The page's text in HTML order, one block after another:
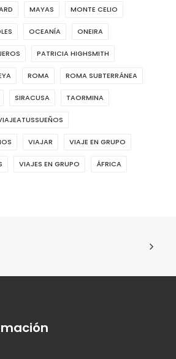
MAYAS MONTE CELIO
OCEANÍA ONEIRA
PATRICIA HIGHSMITH
ROMA ROMA SUBTERRÁNEA
SIRACUSA TAORMINA
VIAJAR VIAJE EN GRUPO
VIAJES EN GRUPO ÁFRICA